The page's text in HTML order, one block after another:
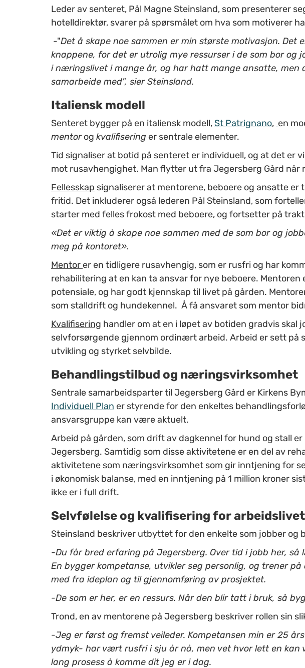
Leder av senteret, Pål Magne Steinsland, som presenterer
hotelldirektør, svarer på spørsmålet om hva som motiverer
-"Det å skape noe sammen er min største motivasjon. Det
knappene, for det er utrolig mye ressurser i de som bor og
i næringslivet i mange år, og har hatt mange ansatte, men
samarbeide med", sier Steinsland.
Italiensk modell
Senteret bygger på en italiensk modell, St Patrignano, en
mentorog kvalifisering er sentrale elementer.
Tid signaliser at botid på senteret er individuell, og at det er
mot rusavhengighet. Man flytter ut fra Jegersberg Gård når
Fellesskap signaliserer at mentorene, beboere og ansatte er
fritid. Det inkluderer også lederen Pål Steinsland, som
starter med felles frokost med beboere, og fortsetter på
«Det er viktig å skape noe sammen med de som bor og
meg på kontoret».
Mentor er en tidligere rusavhengig, som er rusfri og har
rehabilitering at en kan ta ansvar for nye beboere. Mentoren
potensiale, og har godt kjennskap til livet på gården.
som stalldrift og hundekennel. Å få ansvaret som mentor
Kvalifisering handler om at en i løpet av botiden gradvis skal
selvforsørgende gjennom ordinært arbeid. Arbeid er sett på
utvikling og styrket selvbilde.
Behandlingstilbud og næringsvirksomhet
Sentrale samarbeidsparter til Jegersberg Gård er Kirkens
Individuell Plan er styrende for den enkeltes
ansvarsgruppe kan være aktuelt.
Arbeid på gården, som drift av dagkennel for hund og stall
Jegersberg. Samtidig som disse aktivitetene er en del av
aktivitetene som næringsvirksomhet som gir inntjening for
i økonomisk balanse, med en inntjening på 1 million kroner
ikke er i full drift.
Selvfølelse og kvalifisering for arbeidslivet
Steinsland beskriver utbyttet for den enkelte som jobber og
-Du får bred erfaring på Jegersberg. Over tid i jobb her, så
En bygger kompetanse, utvikler seg personlig, og trener på
med fra ideplan og til gjennomføring av prosjektet.
-De som er her, er en ressurs. Når den blir tatt i bruk, så
Trond, en av mentorene på Jegersberg beskriver rollen sin
-Jeg er først og fremst veileder. Kompetansen min er 25
ydmyk- har vært rusfri i sju år nå, men vet hvor lett en
lang prosess å komme dit jeg er i dag.